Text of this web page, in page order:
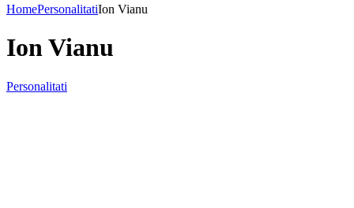
HomePersonalitatiIon Vianu
Ion Vianu
Personalitati